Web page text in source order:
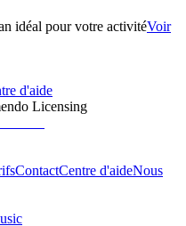
idéal pour votre activitéVoir
d'aide
Licensing
ContactCentre d'aideNous